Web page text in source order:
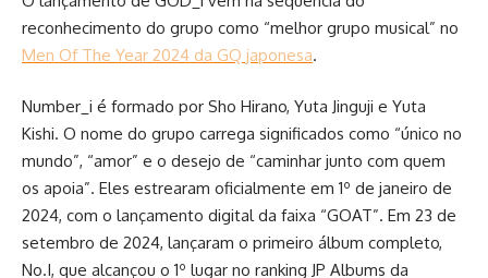
reconhecimento do grupo como “melhor grupo musical” no
Men Of The Year 2024 da GQ japonesa.
Number_i é formado por Sho Hirano, Yuta Jinguji e Yuta
Kishi. O nome do grupo carrega significados como “único no
mundo”, “amor” e o desejo de “caminhar junto com quem
os apoia”. Eles estrearam oficialmente em 1º de janeiro de
2024, com o lançamento digital da faixa “GOAT”. Em 23 de
setembro de 2024, lançaram o primeiro álbum completo,
No.I, que alcançou o 1º lugar no ranking JP Albums da